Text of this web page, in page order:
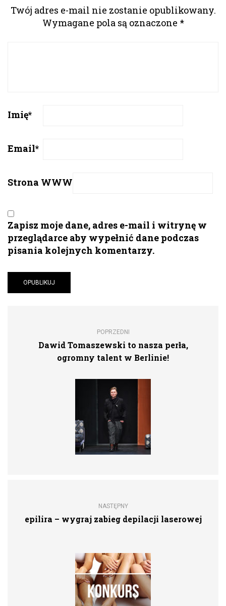
Twój adres e-mail nie zostanie opublikowany.
Wymagane pola są oznaczone *
Imię*
Email*
Strona WWW
Zapisz moje dane, adres e-mail i witrynę w
przeglądarce aby wypełnić dane podczas
pisania kolejnych komentarzy.
POPRZEDNI
Dawid Tomaszewski to nasza perła,
ogromny talent w Berlinie!
NASTĘPNY
epilira – wygraj zabieg depilacji laserowej